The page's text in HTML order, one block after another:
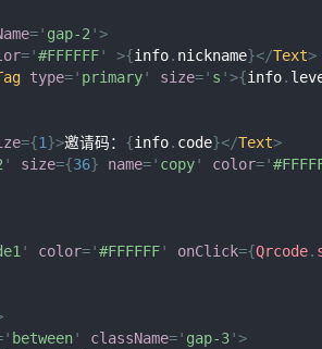
=' gap-2 '>
='#FFFFFF' >{info. nickname}</Text>
type=' primary' size=' s '>{info.
={1}>邀请码： {info. code}</Text>
' size={36} name=' copy' color='
' color='#FFFFFF' onClick={Qrcode.
' between' className=' gap-3'>